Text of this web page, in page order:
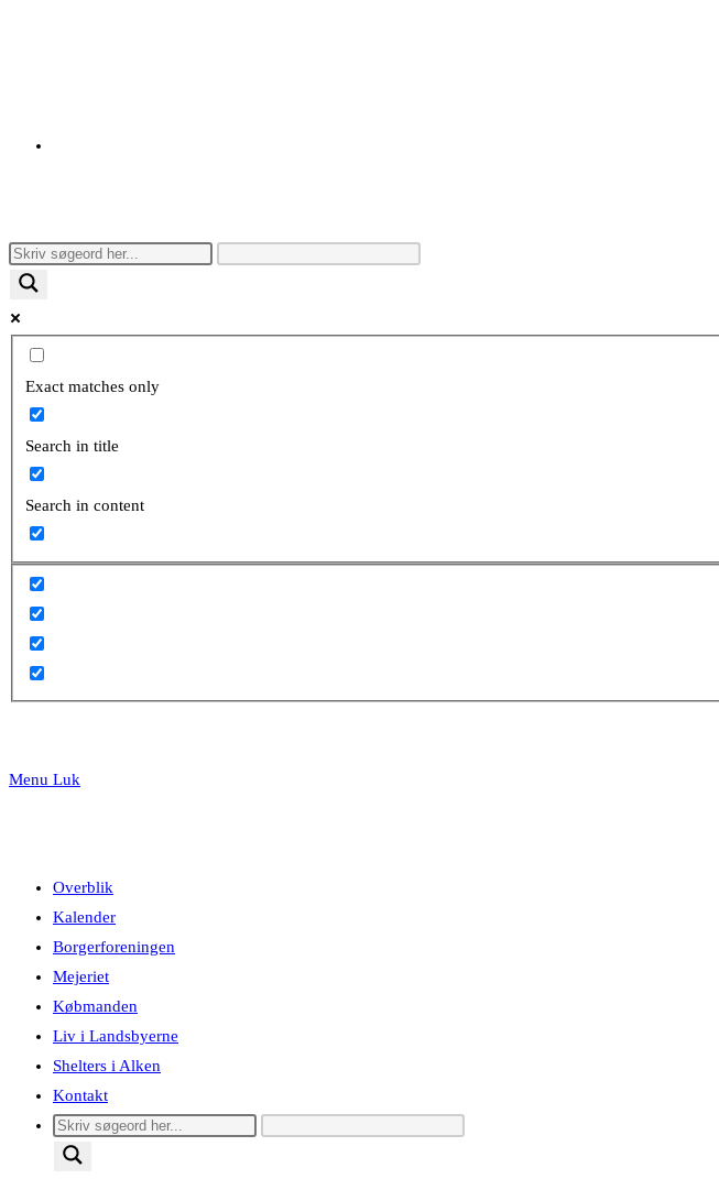
search
Exact matches only
Search in title
Search in content
Menu Luk
Overblik
Kalender
Borgerforeningen
Mejeriet
Købmanden
Liv i Landsbyerne
Shelters i Alken
Kontakt